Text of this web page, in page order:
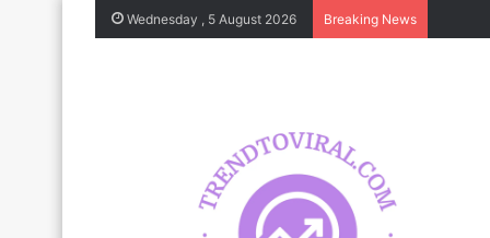
Wednesday , 5 August 2026 Breaking News